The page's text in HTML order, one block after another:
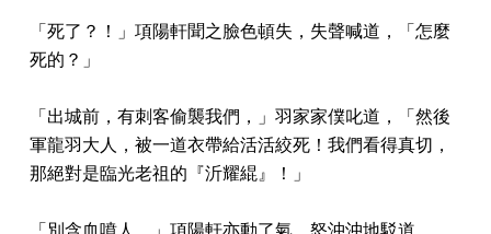
「死了？！」項陽軒聞之臉色頓失，失聲喊道，「怎麼
死的？」
「出城前，有刺客偷襲我們，」羽家家僕叱道，「然後
軍龍羽大人，被一道衣帶給活活絞死！我們看得真切，
那絕對是臨光老祖的『沂耀緄』！」